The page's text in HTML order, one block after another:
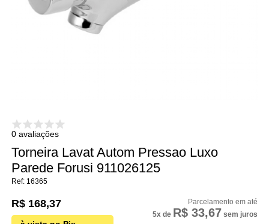
0 avaliações
Torneira Lavat Autom Pressao Luxo
Parede Forusi 911026125
16365
R$ 168,37
5x de R$ 33,67 sem juros